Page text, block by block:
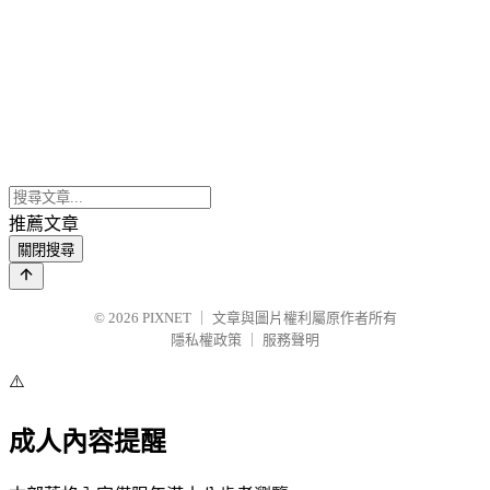
推薦文章
關閉搜尋
© 2026 PIXNET
文章與圖片權利屬原作者所有
隱私權政策
服務聲明
⚠️
成人內容提醒